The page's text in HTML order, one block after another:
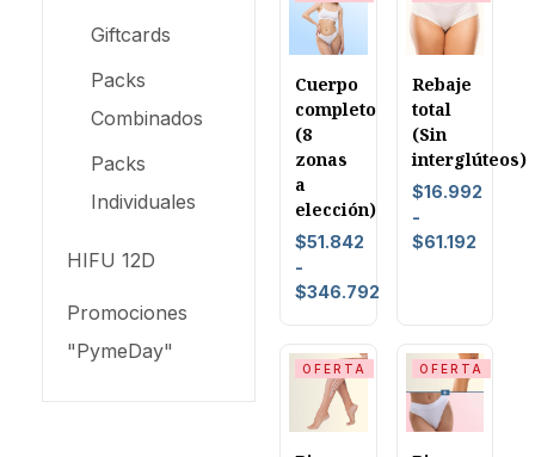
Giftcards
Packs
Combinados
Packs
Individuales
HIFU 12D
Promociones
"PymeDay"
Cuerpo
completo
(8
zonas
a
elección)
$51.842
-
$346.792
Rebaje
total
(Sin
interglúteos)
$16.992
-
$61.192
OFERTA OFERTA